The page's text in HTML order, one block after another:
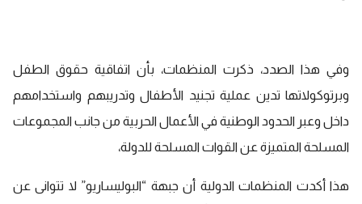
وفي هذا الصدد، ذكرت المنظمات، بأن اتفاقية حقوق الطفل
وبرتوكولاتها تدين عملية تجنيد الأطفال وتدريبهم واستخدامهم
داخل وعبر الحدود الوطنية في الأعمال الحربية من جانب المجموعات
المسلحة المتميزة عن القوات المسلحة للدولة،
هذا أكدت المنظمات الدولية أن جبهة “البوليساريو” لا تتوانى عن